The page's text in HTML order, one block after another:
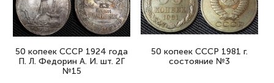
50 копеек СССР 1924 года
П. Л. Федорин А. И. шт. 2Г
№15
50 копеек СССР 1981 г.
состояние №3